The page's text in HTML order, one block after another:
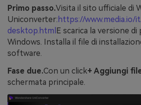
Primo passo.Visita il sito ufficiale di
Uniconverter: https://
desktop.html E scarica la versione
Windows. Installa il file di
software.
Fase due.Con un click+ Aggiungi
schermata principale.